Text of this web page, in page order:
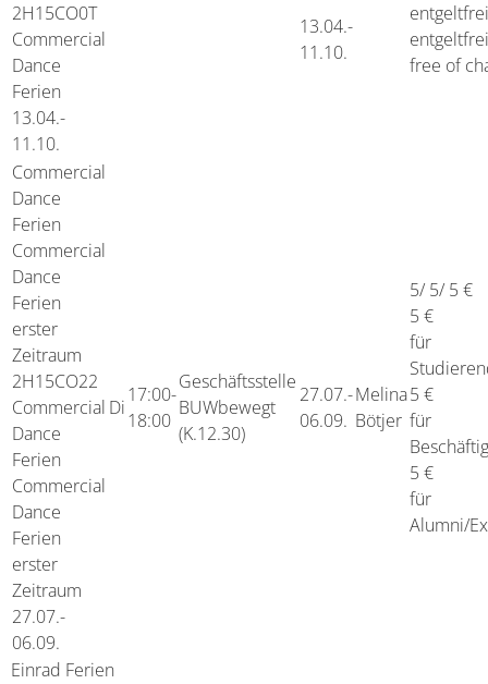
2H15CO0T
Commercial
Dance
Ferien
13.04.-
11.10.
13.04.-
11.10.
entgeltfrei
free of
Commercial
Dance
Ferien
Commercial
Dance
Ferien
erster
Zeitraum
2H15CO22
Commercial
Dance
Ferien
Commercial
Dance
Ferien
erster
Zeitraum
27.07.-
06.09.
Di
17:00-
18:00
Geschäftsstelle
BUWbewegt
(K.12.30)
27.07.-
06.09.
Melina
Bötjer
5/ 5/ 5 €
5 €
für
5 €
für
5 €
für
Alumni/
Einrad Ferien